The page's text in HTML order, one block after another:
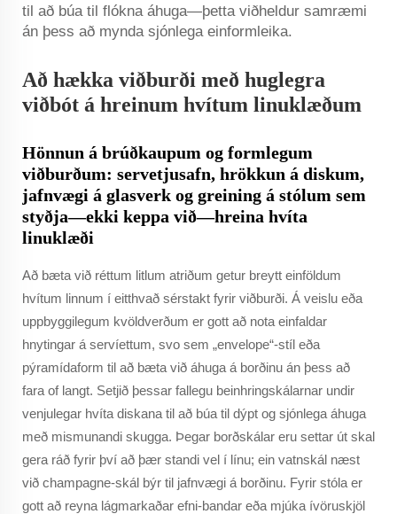
til að búa til flókna áhuga—þetta viðheldur samræmi
án þess að mynda sjónlega einformleika.
Að hækka viðburði með huglegra
viðbót á hreinum hvítum linuklæðum
Hönnun á brúðkaupum og formlegum
viðburðum: servetjusafn, hrökkun á diskum,
jafnvægi á glasverk og greining á stólum sem
styðja—ekki keppa við—hreina hvíta
linuklæði
Að bæta við réttum litlum atriðum getur breytt einföldum
hvítum linnum í eitthvað sérstakt fyrir viðburði. Á veislu eða
uppbyggilegum kvöldverðum er gott að nota einfaldar
hnytingar á servíettum, svo sem „envelope“-stíl eða
pýramídaform til að bæta við áhuga á borðinu án þess að
fara of langt. Setjið þessar fallegu beinhringskálarnar undir
venjulegar hvíta diskana til að búa til dýpt og sjónlega áhuga
með mismunandi skugga. Þegar borðskálar eru settar út skal
gera ráð fyrir því að þær standi vel í línu; ein vatnskál næst
við champagne-skál býr til jafnvægi á borðinu. Fyrir stóla er
gott að reyna lágmarkaðar efni-bandar eða mjúka ívöruskjöl